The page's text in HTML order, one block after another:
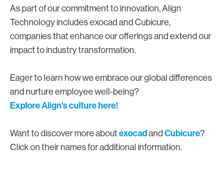
As part of our commitment to innovation, Align
Technology includes exocad and Cubicure,
companies that enhance our offerings and extend our
impact to industry transformation.
Eager to learn how we embrace our global differences
and nurture employee well-being?
Explore Align's culture here!
Want to discover more about exocadand Cubicure?
Click on their names for additional information.